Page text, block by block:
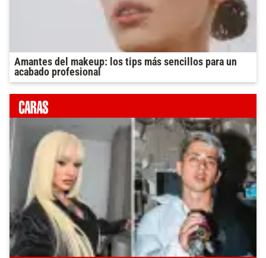
Amantes del makeup: los tips más sencillos para un
acabado profesional